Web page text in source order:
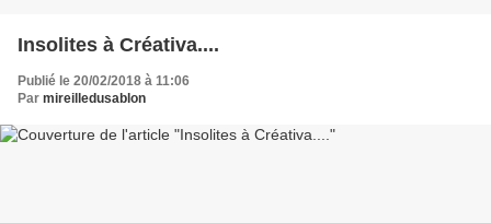
Insolites à Créativa....
Publié le 20/02/2018 à 11:06
Par mireilledusablon